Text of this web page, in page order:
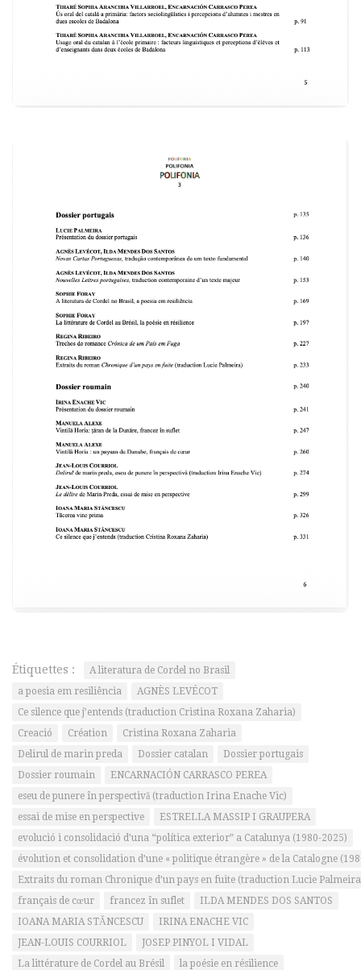
Étiquettes :
A literatura de Cordel no Brasil
a poesia em resiliência
AGNÈS LEVÉCOT
Ce silence que j’entends (traduction Cristina Roxana Zaharia)
Creació
Création
Cristina Roxana Zaharia
Delirul de marin preda
Dossier catalan
Dossier portugais
Dossier roumain
ENCARNACIÓN CARRASCO PEREA
eseu de punere în perspectivă (traduction Irina Enache Vic)
essai de mise en perspective
ESTRELLA MASSIP I GRAUPERA
evolució i consolidació d’una “política exterior” a Catalunya (1980-2025)
évolution et consolidation d’une « politique étrangère » de la Catalogne
Extraits du roman Chronique d’un pays en fuite (traduction Lucie
français de cœur
francez în suflet
ILDA MENDES DOS SANTOS
IOANA MARIA STĂNCESCU
IRINA ENACHE VIC
JEAN-LOUIS COURRIOL
JOSEP PINYOL I VIDAL
La littérature de Cordel au Brésil
la poésie en résilience